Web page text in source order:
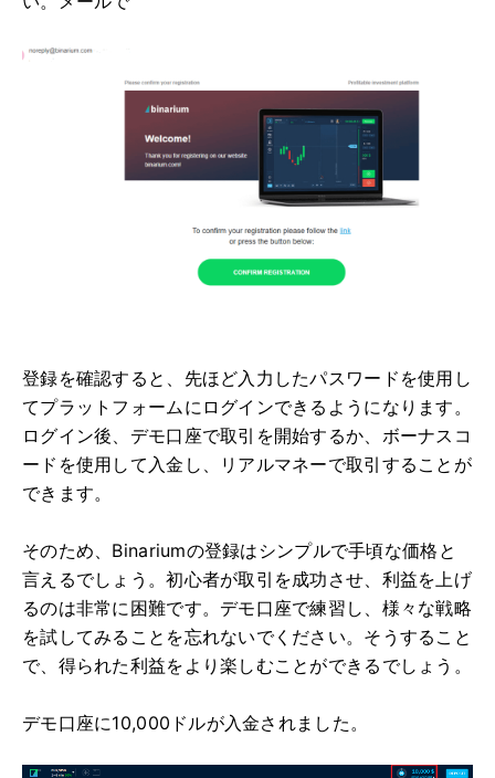
登録を確認すると、先ほど入力したパスワードを使用し
てプラットフォームにログインできるようになります。
ログイン後、デモ口座で取引を開始するか、ボーナスコ
ードを使用して入金し、リアルマネーで取引することが
できます。
そのため、Binariumの登録はシンプルで手頃な価格と
言えるでしょう。初心者が取引を成功させ、利益を上げ
るのは非常に困難です。デモ口座で練習し、様々な戦略
を試してみることを忘れないでください。そうすること
で、得られた利益をより楽しむことができるでしょう。
デモ口座に10,000ドルが入金されました。